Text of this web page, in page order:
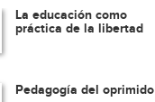
La educación como
práctica de la libertad
Pedagogía del oprimido